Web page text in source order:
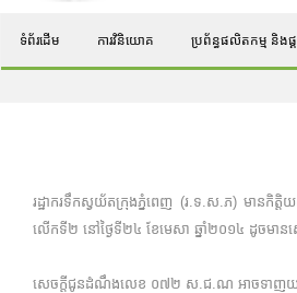
ទំព័រដើម ការវិនិយោគ ប្រព័ន្ធផលិតកម្ម និងផ្
រដ្ឋាករទឹកស្វយ័តក្រុងភ្នំពេញ (រ.ទ.ស.ភ) មាន
លើកទី២ នៅថ្ងៃទី២៤ ខែមេសា ឆ្នាំ២០១៤ ដូចម
សេចក្តីជូនដំណឹងលេខ ០៧២ ស.ជ.ណ អាចទាញយក